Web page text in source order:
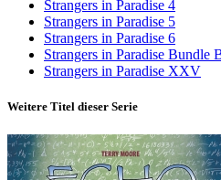
Strangers in Paradise 4
Strangers in Paradise 5
Strangers in Paradise 6
Strangers in Paradise Bundle
Strangers in Paradise XXV
Weitere Titel dieser Serie